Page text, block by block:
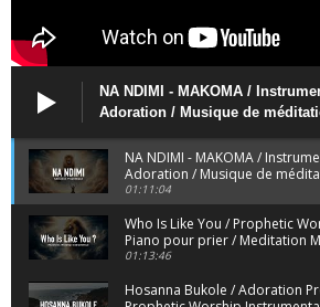
NA NDIMI - MAKOMA /
Adoration / Musique de
NA NDIMI - MAKOMA /
Adoration / Musique de
01:11:04
Who Is Like You / Prophetic
Piano pour prier / Meditation
01:13:46
Hosanna Bukole / Adoration